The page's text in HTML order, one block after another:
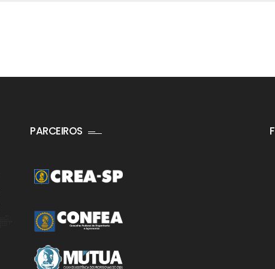
PARCEIROS